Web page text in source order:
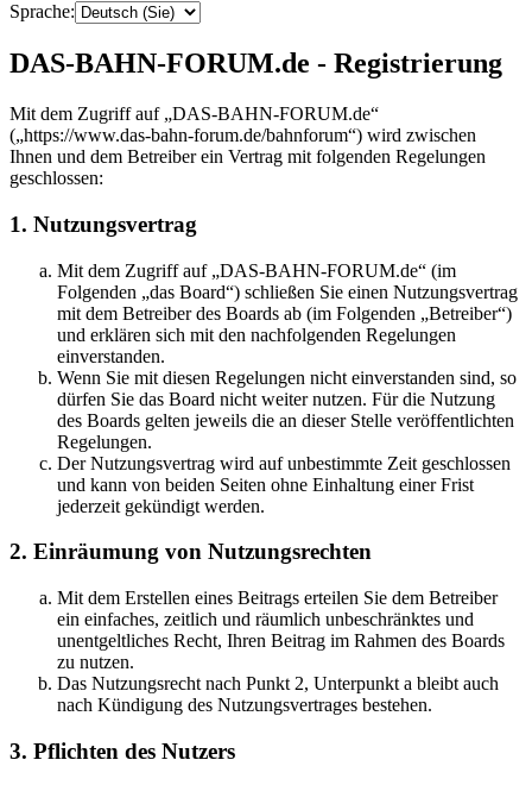
Sprache:
DAS-BAHN-FORUM.de - Registrierung
Mit dem Zugriff auf „DAS-BAHN-FORUM.de“
(„https://www.das-bahn-forum.de/bahnforum“) wird zwischen
Ihnen und dem Betreiber ein Vertrag mit folgenden Regelungen
geschlossen:
1. Nutzungsvertrag
Mit dem Zugriff auf „DAS-BAHN-FORUM.de“ (im
Folgenden „das Board“) schließen Sie einen Nutzungsvertrag
mit dem Betreiber des Boards ab (im Folgenden „Betreiber“)
und erklären sich mit den nachfolgenden Regelungen
einverstanden.
Wenn Sie mit diesen Regelungen nicht einverstanden sind, so
dürfen Sie das Board nicht weiter nutzen. Für die Nutzung
des Boards gelten jeweils die an dieser Stelle veröffentlichten
Regelungen.
Der Nutzungsvertrag wird auf unbestimmte Zeit geschlossen
und kann von beiden Seiten ohne Einhaltung einer Frist
jederzeit gekündigt werden.
2. Einräumung von Nutzungsrechten
Mit dem Erstellen eines Beitrags erteilen Sie dem Betreiber
ein einfaches, zeitlich und räumlich unbeschränktes und
unentgeltliches Recht, Ihren Beitrag im Rahmen des Boards
zu nutzen.
Das Nutzungsrecht nach Punkt 2, Unterpunkt a bleibt auch
nach Kündigung des Nutzungsvertrages bestehen.
3. Pflichten des Nutzers